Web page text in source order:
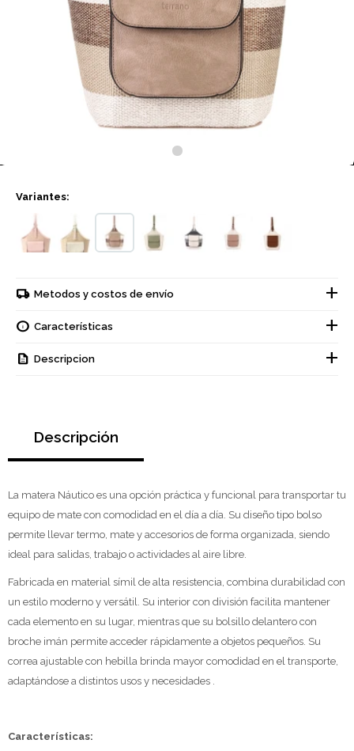
Variantes:
Metodos y costos de envío
Características
Descripcion
Descripción
La matera Náutico es una opción práctica y funcional para transportar tu
equipo de mate con comodidad en el día a día. Su diseño tipo bolso
permite llevar termo, mate y accesorios de forma organizada, siendo
ideal para salidas, trabajo o actividades al aire libre.
Fabricada en material símil de alta resistencia, combina durabilidad con
un estilo moderno y versátil. Su interior con división facilita mantener
cada elemento en su lugar, mientras que su bolsillo delantero con
broche imán permite acceder rápidamente a objetos pequeños. Su
correa ajustable con hebilla brinda mayor comodidad en el transporte,
adaptándose a distintos usos y necesidades .
Características: